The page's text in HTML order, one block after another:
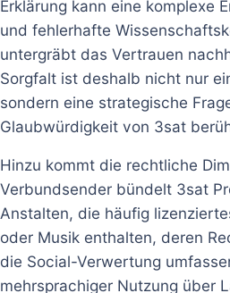
Erklärung kann eine komplexe
und fehlerhafte
untergräbt das Vertrauen
Sorgfalt ist deshalb nicht nur
sondern eine strategische
Glaubwürdigkeit von 3sat
Hinzu kommt die rechtliche
Verbundsender bündelt 3sat
Anstalten, die häufig
oder Musik enthalten, deren
die Social-Verwertung
mehrsprachiger Nutzung über